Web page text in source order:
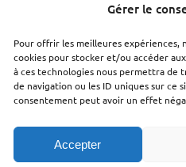
Gérer le
Pour offrir les meilleures expériences,
cookies pour stocker et/ou accéder
à ces technologies nous permettra de
de navigation ou les ID uniques sur ce
consentement peut avoir un effet
Accepter
Valréas
Le Teil
Lachapelle-sous-